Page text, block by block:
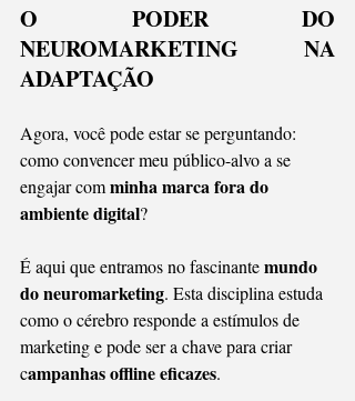
O PODER DO
NEUROMARKETING NA
ADAPTAÇÃO
Agora, você pode estar se perguntando:
como convencer meu público-alvo a se
engajar com minha marca fora do
ambiente digital?
É aqui que entramos no fascinante mundo
do neuromarketing. Esta disciplina estuda
como o cérebro responde a estímulos de
marketing e pode ser a chave para criar
campanhas offline eficazes.